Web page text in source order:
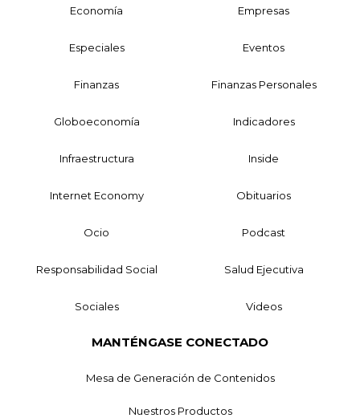
Economía Empresas
Especiales Eventos
Finanzas Finanzas Personales
Globoeconomía Indicadores
Infraestructura Inside
Internet Economy Obituarios
Ocio Podcast
Responsabilidad Social Salud Ejecutiva
Sociales Videos
MANTÉNGASE CONECTADO
Mesa de Generación de Contenidos
Nuestros Productos